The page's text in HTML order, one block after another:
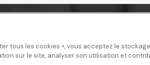
tous les cookies », vous acceptez le
sur le site, analyser son utilisation et